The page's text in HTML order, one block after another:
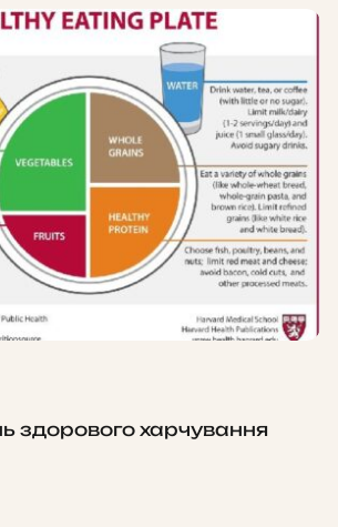
здорового харчування